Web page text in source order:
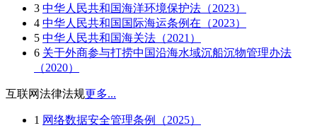
3 中华人民共和国海洋环境保护法（2023）
4 中华人民共和国国际海运条例在（2023）
5 中华人民共和国海关法（2021）
6 关于外商参与打捞中国沿海水域沉船沉物管理办法
（2020）
互联网法律法规更多...
1 网络数据安全管理条例（2025）